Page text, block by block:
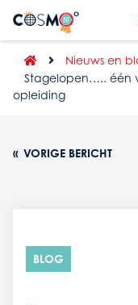
Nieuws en
Stagelopen….. één
opleiding
« VORIGE BERICHT
BLOG